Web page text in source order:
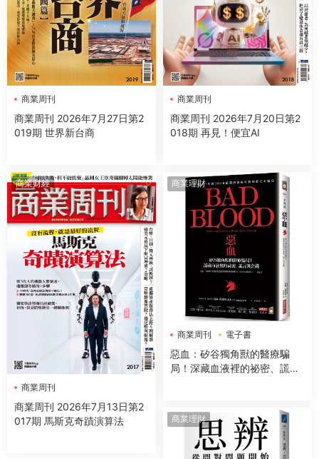
商業周刊
商業周刊 2026年7月27日第2
019期 世界新台商
商業周刊
商業周刊 2026年7月20日第2
018期 再見！便宜AI
商業财經
商業周刊
商業周刊 2026年7月13日第2
017期 馬斯克奇蹟演算法
商業理財
商業周刊 電子書
惡血：矽谷獨角獸的醫療騙
局！深藏血液裡的祕密、謊言
商業理財